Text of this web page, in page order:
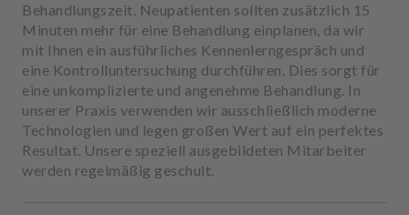
Behandlungszeit. Neupatienten sollten zusätzlich 15
Minuten mehr für eine Behandlung einplanen, da wir
mit Ihnen ein ausführliches Kennenlerngespräch und
eine Kontrolluntersuchung durchführen. Dies sorgt für
eine unkomplizierte und angenehme Behandlung. In
unserer Praxis verwenden wir ausschließlich moderne
Technologien und legen großen Wert auf ein perfektes
Resultat. Unsere speziell ausgebildeten Mitarbeiter
werden regelmäßig geschult.